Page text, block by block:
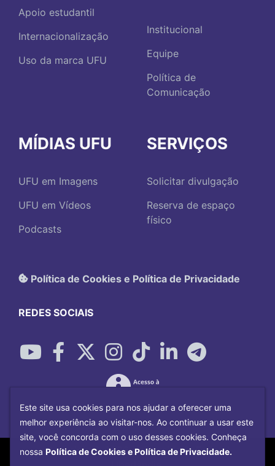
Apoio estudantil
Internacionalização
Uso da marca UFU
Institucional
Equipe
Política de
Comunicação
MÍDIAS UFU
UFU em Imagens
UFU em Vídeos
Podcasts
SERVIÇOS
Solicitar divulgação
Reserva de espaço
físico
Política de Cookies e Política de Privacidade
REDES SOCIAIS
Copyright©2026Universidade Federal
Este site usa cookies para nos ajudar a oferecer uma
melhor experiência ao visitar-nos. Ao continuar a usar este
site, você concorda com o uso desses cookies. Conheça
nossa Política de Cookies e Política de Privacidade.